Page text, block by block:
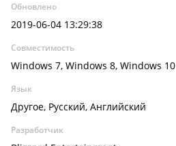
Обновлено
2019-06-04 13:29:38
Совместимость
Windows 7, Windows 8, Windows 10
Язык
Другое, Русский, Английский
Разработчик